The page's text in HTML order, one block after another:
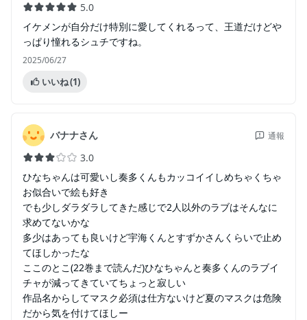
5.0
イケメンが自分だけ特別に愛してくれるって、王道だけどや
っぱり憧れるシュチですね。
2025/06/27
いいね(1)
バナナさん 通報
3.0
ひなちゃんは可愛いし奏多くんもカッコイイしめちゃくちゃ
お似合いで絵も好き
でも少しダラダラしてきた感じで2人以外のラブはそんなに
求めてないかな
多少はあっても良いけど宇海くんとすずかさんくらいで止め
てほしかったな
ここのとこ(22巻まで読んだ)ひなちゃんと奏多くんのラブイ
チャが減ってきていてちょっと寂しい
作品名からしてマスク必須は仕方ないけど夏のマスクは危険
だから気を付けてほしー